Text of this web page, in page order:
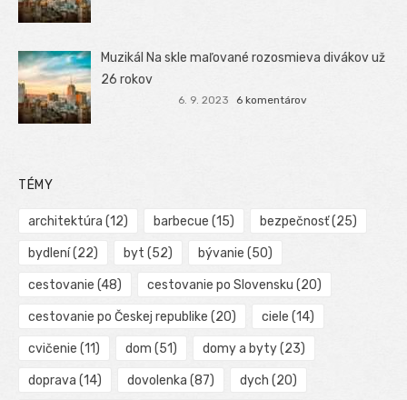
Muzikál Na skle maľované rozosmieva divákov už
26 rokov
6. 9. 2023 6 komentárov
TÉMY
architektúra (12) barbecue (15) bezpečnosť(25)
bydlení(22) byt (52) bývanie (50)
cestovanie (48) cestovanie po Slovensku (20)
cestovanie po Českej republike (20) ciele (14)
cvičenie (11) dom (51) domy a byty(23)
doprava (14) dovolenka (87) dych (20)